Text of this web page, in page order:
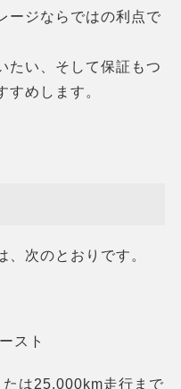
ージならではの利点で
たい、そして保証もつ
すめします。
、次のとおりです。
スト
は25,000km走行まで